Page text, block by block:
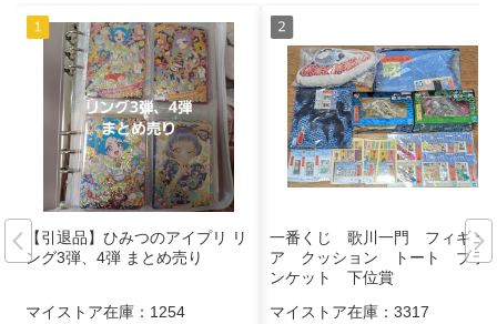
【引退品】ひみつのアイプリ リ
ング3弾、4弾 まとめ売り
マイストア在庫： 1254
一番くじ 歌川一門 フィギュ
ア クッション トート ブラ
ンケット 下位賞
マイストア在庫： 3317